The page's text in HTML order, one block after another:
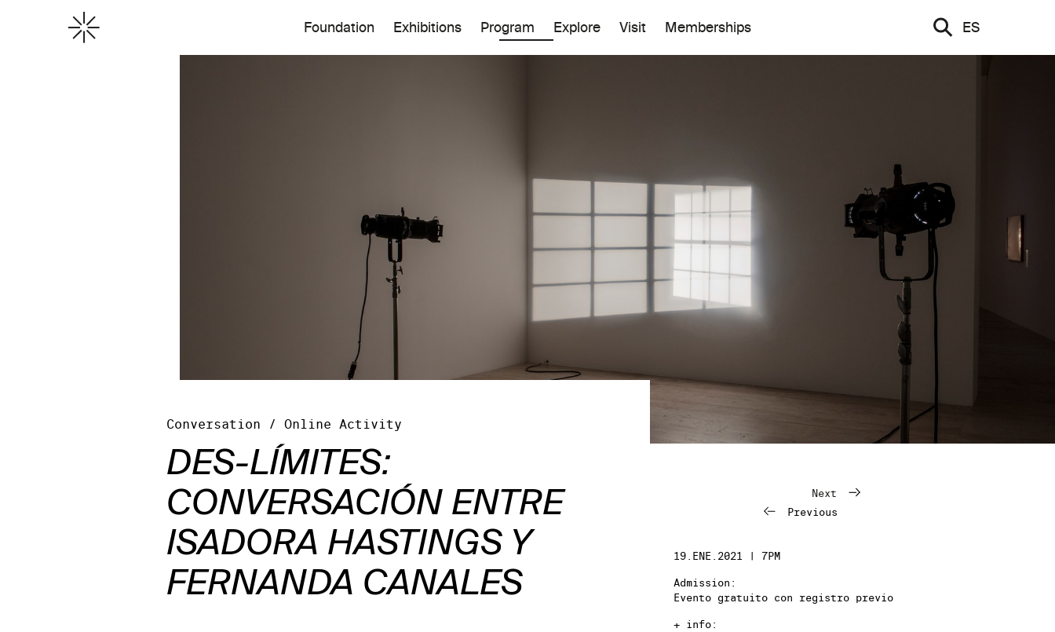
Foundation Exhibitions Program Explore Visit Memberships ES
Next
Previous
19.ENE.2021 | 7PM
Admission:
Evento gratuito con registro previo
+ info:
Conversation / Online Activity
DES-LÍMITES:
CONVERSACIÓN ENTRE
ISADORA HASTINGS Y
FERNANDA CANALES